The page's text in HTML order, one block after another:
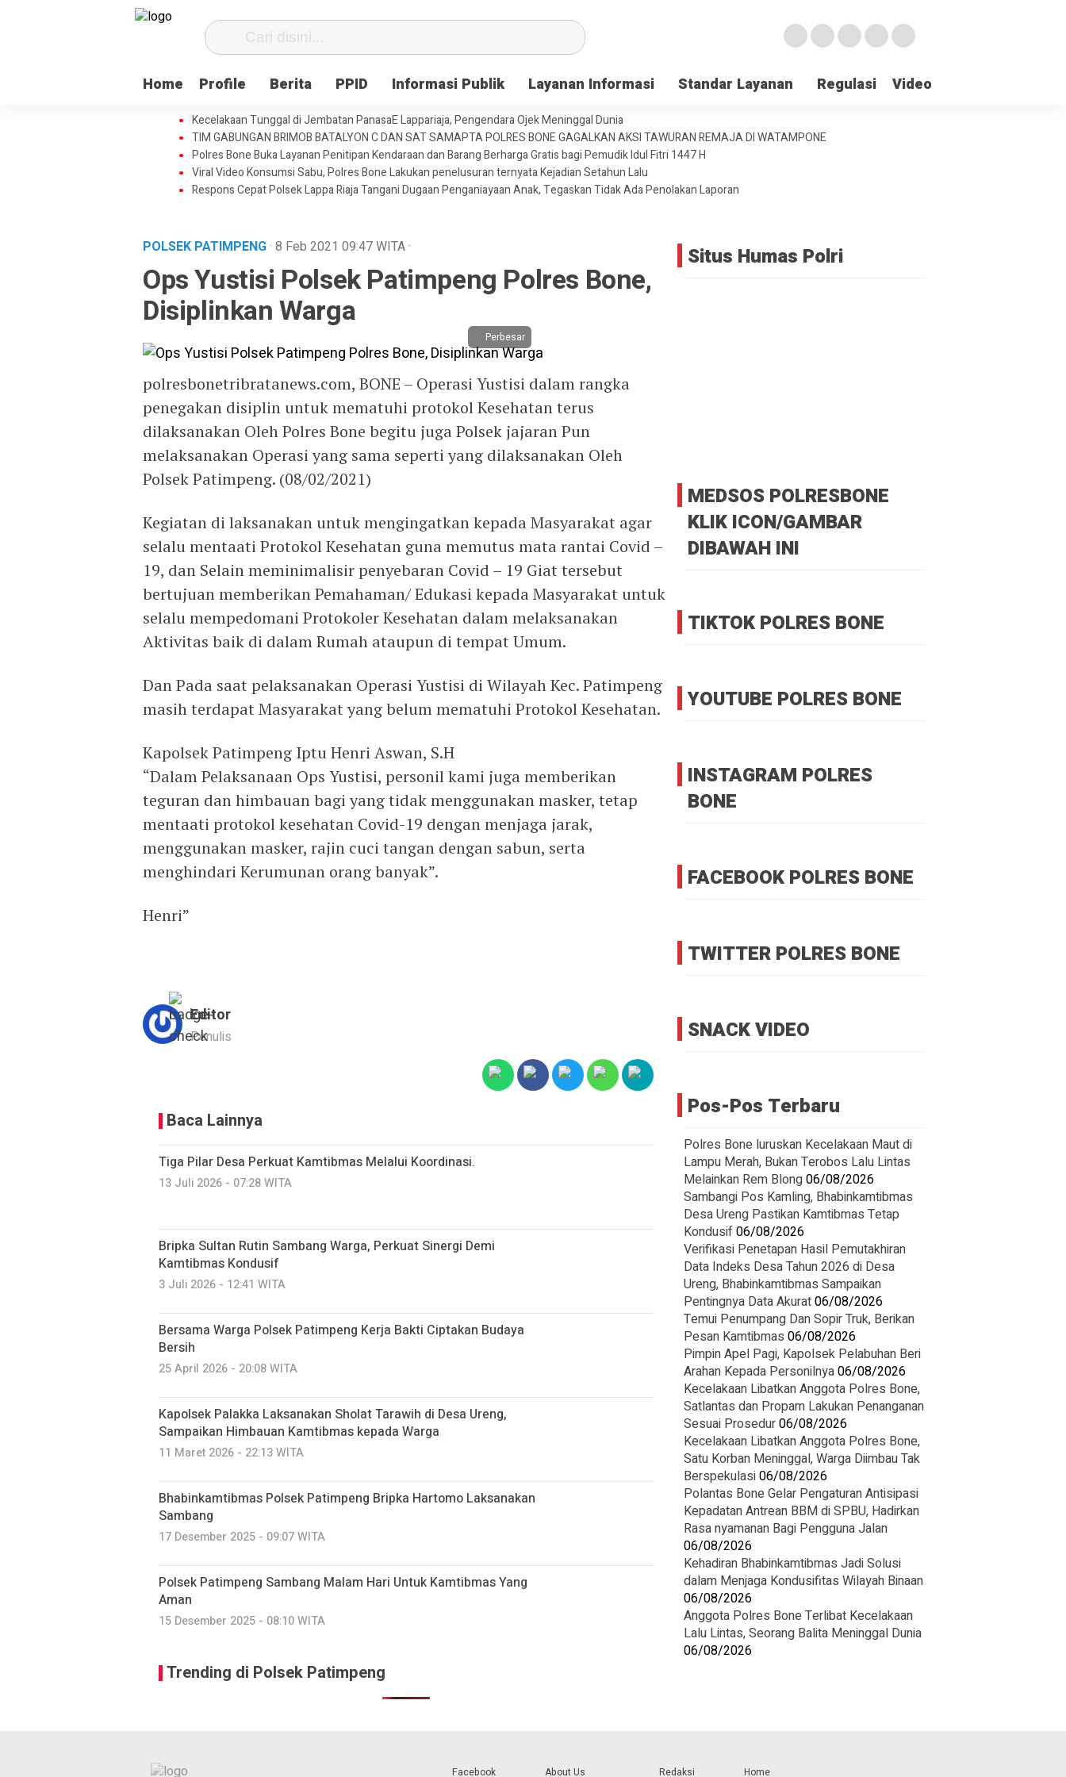
Home Profile Berita PPID Informasi Publik Layanan Informasi Standar Layanan Regulasi Video
Kecelakaan Tunggal di Jembatan PanasaE Lappariaja, Pengendara Ojek Meninggal Dunia
TIM GABUNGAN BRIMOB BATALYON C DAN SAT SAMAPTA POLRES BONE GAGALKAN AKSI TAWURAN REMAJA DI WATAMPONE
Polres Bone Buka Layanan Penitipan Kendaraan dan Barang Berharga Gratis bagi Pemudik Idul Fitri 1447 H
Viral Video Konsumsi Sabu, Polres Bone Lakukan penelusuran ternyata Kejadian Setahun Lalu
Respons Cepat Polsek Lappa Riaja Tangani Dugaan Penganiayaan Anak, Tegaskan Tidak Ada Penolakan Laporan
POLSEK PATIMPENG· 8 Feb 2021 09:47WITA·
Ops Yustisi Polsek Patimpeng Polres Bone,
Disiplinkan Warga
Perbesar
polresbonetribratanews.com, BONE – Operasi Yustisi dalam rangka
penegakan disiplin untuk mematuhi protokol Kesehatan terus
dilaksanakan Oleh Polres Bone begitu juga Polsek jajaran Pun
melaksanakan Operasi yang sama seperti yang dilaksanakan Oleh
Polsek Patimpeng. (08/02/2021)
Kegiatan di laksanakan untuk mengingatkan kepada Masyarakat agar
selalu mentaati Protokol Kesehatan guna memutus mata rantai Covid –
19, dan Selain meminimalisir penyebaran Covid – 19 Giat tersebut
bertujuan memberikan Pemahaman/ Edukasi kepada Masyarakat untuk
selalu mempedomani Protokoler Kesehatan dalam melaksanakan
Aktivitas baik di dalam Rumah ataupun di tempat Umum.
Dan Pada saat pelaksanakan Operasi Yustisi di Wilayah Kec. Patimpeng
masih terdapat Masyarakat yang belum mematuhi Protokol Kesehatan.
Kapolsek Patimpeng Iptu Henri Aswan, S.H
“Dalam Pelaksanaan Ops Yustisi, personil kami juga memberikan
teguran dan himbauan bagi yang tidak menggunakan masker, tetap
mentaati protokol kesehatan Covid-19 dengan menjaga jarak,
menggunakan masker, rajin cuci tangan dengan sabun, serta
menghindari Kerumunan orang banyak”.
Henri”
Editor
Penulis
Baca Lainnya
Tiga Pilar Desa Perkuat Kamtibmas Melalui Koordinasi.
13 Juli 2026 - 07:28 WITA
Bripka Sultan Rutin Sambang Warga, Perkuat Sinergi Demi
Kamtibmas Kondusif
3 Juli 2026 - 12:41 WITA
Bersama Warga Polsek Patimpeng Kerja Bakti Ciptakan Budaya
Bersih
25 April 2026 - 20:08 WITA
‎Kapolsek Palakka Laksanakan Sholat Tarawih di Desa Ureng,
Sampaikan Himbauan Kamtibmas kepada Warga
11 Maret 2026 - 22:13 WITA
Bhabinkamtibmas Polsek Patimpeng Bripka Hartomo Laksanakan
Sambang
17 Desember 2025 - 09:07 WITA
Polsek Patimpeng Sambang Malam Hari Untuk Kamtibmas Yang
Aman
15 Desember 2025 - 08:10 WITA
Trending di Polsek Patimpeng
Situs Humas Polri
MEDSOS POLRESBONE
KLIK ICON/GAMBAR
DIBAWAH INI
TIKTOK POLRES BONE
YOUTUBE POLRES BONE
INSTAGRAM POLRES
BONE
FACEBOOK POLRES BONE
TWITTER POLRES BONE
SNACK VIDEO
Pos-Pos Terbaru
Polres Bone luruskan Kecelakaan Maut di
Lampu Merah, Bukan Terobos Lalu Lintas
Melainkan Rem Blong06/08/2026
Sambangi Pos Kamling, Bhabinkamtibmas
Desa Ureng Pastikan Kamtibmas Tetap
Kondusif06/08/2026
Verifikasi Penetapan Hasil Pemutakhiran
Data Indeks Desa Tahun 2026 di Desa
Ureng, Bhabinkamtibmas Sampaikan
Pentingnya Data Akurat06/08/2026
Temui Penumpang Dan Sopir Truk, Berikan
Pesan Kamtibmas 06/08/2026
Pimpin Apel Pagi, Kapolsek Pelabuhan Beri
Arahan Kepada Personilnya06/08/2026
Kecelakaan Libatkan Anggota Polres Bone,
Satlantas dan Propam Lakukan Penanganan
Sesuai Prosedur06/08/2026
Kecelakaan Libatkan Anggota Polres Bone,
Satu Korban Meninggal, Warga Diimbau Tak
Berspekulasi06/08/2026
Polantas Bone Gelar Pengaturan Antisipasi
Kepadatan Antrean BBM di SPBU, Hadirkan
Rasa nyamanan Bagi Pengguna Jalan
06/08/2026
Kehadiran Bhabinkamtibmas Jadi Solusi
dalam Menjaga Kondusifitas Wilayah Binaan
06/08/2026
Anggota Polres Bone Terlibat Kecelakaan
Lalu Lintas, Seorang Balita Meninggal Dunia
06/08/2026
Facebook About Us Redaksi Home